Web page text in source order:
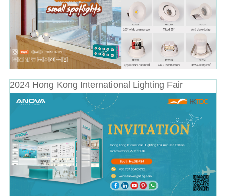
2024 Hong Kong International Lighting Fair